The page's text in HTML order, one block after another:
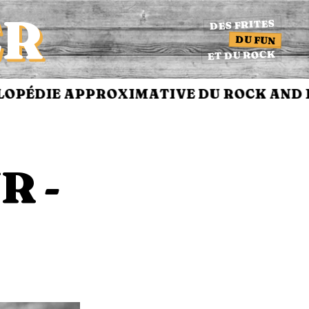
DES FRITES
DU FUN
ET DU ROCK
APPROXIMATIVE DU ROCK AND
-